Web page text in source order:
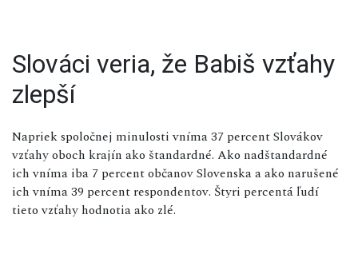
Slováci veria, že Babiš vzťahy
zlepší
Napriek spoločnej minulosti vníma 37 percent Slovákov
vzťahy oboch krajín ako štandardné. Ako nadštandardné
ich vníma iba 7 percent občanov Slovenska a ako narušené
ich vníma 39 percent respondentov. Štyri percentá ľudí
tieto vzťahy hodnotia ako zlé.